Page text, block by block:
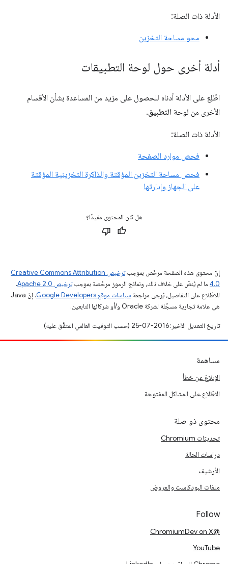
الأدلة ذات الصلة:
محو مساحة التخزين
أدلة أخرى حول لوحة التطبيقات
اطّلِع على الأدلة أدناه للحصول على مزيد من المساعدة بشأن الأقسام
الأخرى من لوحة التطبيق.
الأدلة ذات الصلة:
فحص موارد الصفحة
فحص مساحة التخزين المؤقتة والذاكرة التخزينية المؤقتة
على الجهاز وإدارتها
هل كان المحتوى مفيدًا؟
إنّ محتوى هذه الصفحة مرخّص بموجب
ترخيص Creative Commons Attribution
4.0‏ ما لم يُنصّ على خلاف ذلك، ونماذج الرموز مرخّصة بموجبترخيص Apache 2.0‏
.
للاطّلاع على التفاصيل، يُرجى مراجعة سياسات موقع Google Developers‏
. إنّ Java
هي علامة تجارية مسجَّلة لشركة Oracle و/أو شركائها التابعين.
تاريخ التعديل الأخير: 2016-07-25 (حسب التوقيت العالمي المتفَّق عليه)
مساهمة
الإبلاغ عن خطأ
الاطّلاع على المشاكل المفتوحة
محتوى ذو صلة
تحديثات Chromium
دراسات الحالة
الأرشيف
ملفات البودكاست والعروض
Follow
@ChromiumDev on X
YouTube